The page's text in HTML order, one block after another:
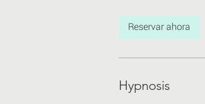
Reservar ahora
Hypnosis